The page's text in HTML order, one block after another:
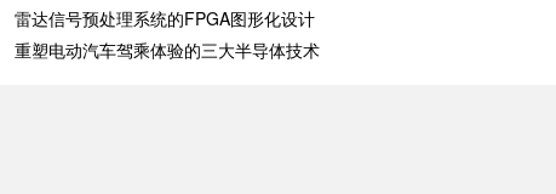
雷达信号预处理系统的FPGA图形化设计
重塑电动汽车驾乘体验的三大半导体技术